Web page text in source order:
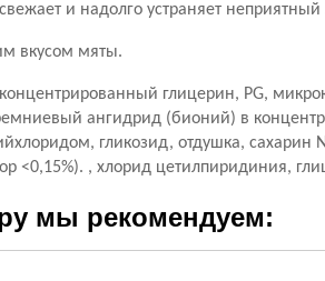
и надолго устраняет неприятный
вкусом мяты.
глицерин, PG,
ангидрид (бионий) в
гликозид, отдушка, сахарин
<0,15%). , хлорид цетилпиридиния,
мы рекомендуем: